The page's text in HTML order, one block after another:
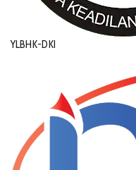
YLBHK-DKI